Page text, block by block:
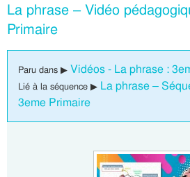
La phrase – Vidéo
Primaire
Paru dans ▶ Vidéos - La phrase :
Lié à la séquence ▶ La phrase –
3eme Primaire